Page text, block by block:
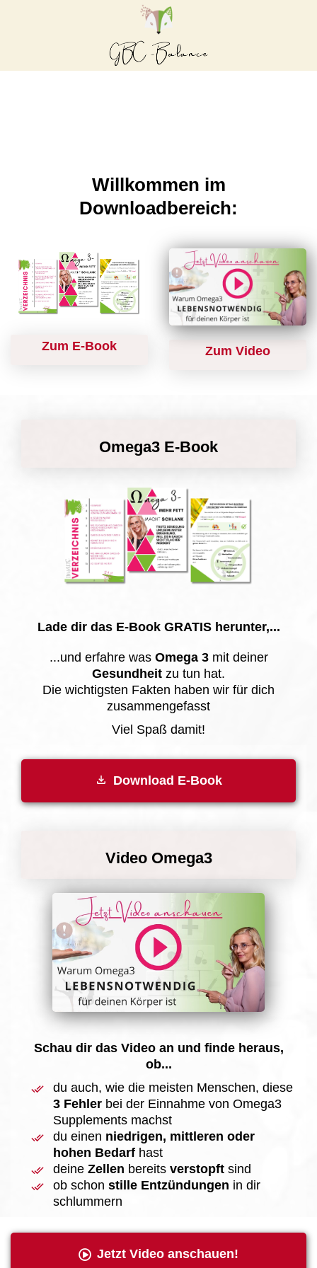
Willkommen im
Downloadbereich:
Zum E-Book Zum Video
Omega3 E-Book
Lade dir das E-Book GRATIS herunter,...
...und erfahre was Omega 3 mit deiner
Gesundheit zu tun hat.
Die wichtigsten Fakten haben wir für dich
zusammengefasst
Viel Spaß damit!
Download E-Book
Video Omega3
Schau dir das Video an und finde heraus,
ob...
du auch, wie die meisten Menschen, diese
3 Fehler bei der Einnahme von Omega3
Supplements machst
du einen niedrigen, mittleren oder
hohen Bedarf hast
deine Zellen bereits verstopft sind
ob schon stille Entzündungen in dir
schlummern
Jetzt Video anschauen!